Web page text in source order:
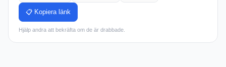
📋 Kopiera länk
Hjälp andra att bekräfta om de är drabbade.